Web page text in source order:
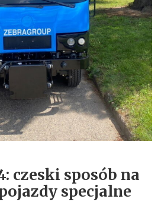
czeski sposób na
specjalne